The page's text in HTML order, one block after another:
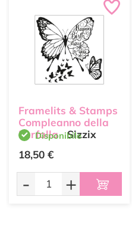
Framelits & Stamps
Compleanno della
Farfalla Sizzix
Disponibile
18,50 €
- +